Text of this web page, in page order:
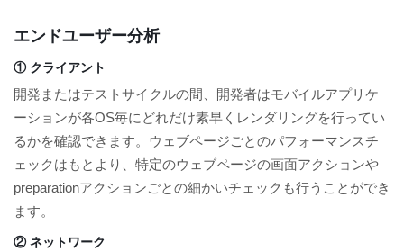
エンドユーザー分析
① クライアント
開発またはテストサイクルの間、開発者はモバイルアプリケ
ーションが各OS毎にどれだけ素早くレンダリングを行ってい
るかを確認できます。ウェブページごとのパフォーマンスチ
ェックはもとより、特定のウェブページの画面アクションや
preparationアクションごとの細かいチェックも行うことができ
ます。
② ネットワーク